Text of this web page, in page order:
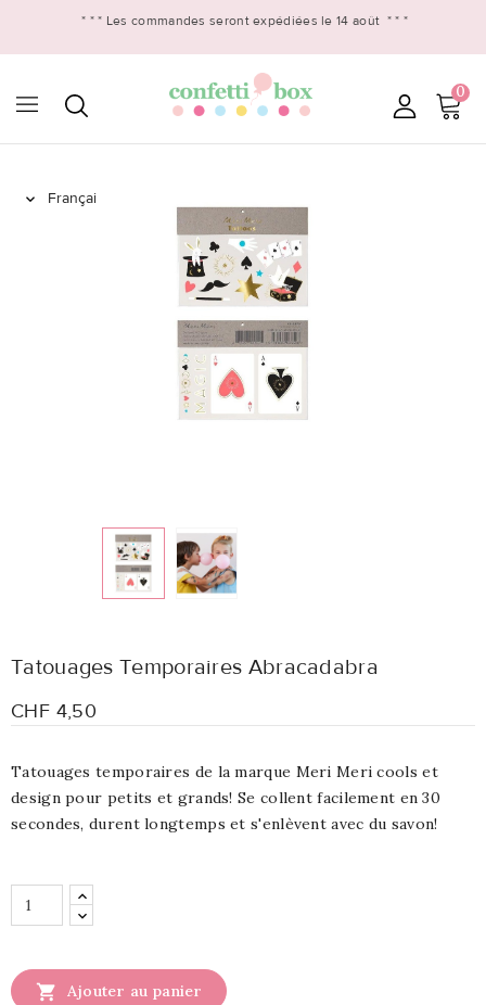
* * * Les commandes seront expédiées le 14 août * * *
0

Tatouages Temporaires Abracadabra
CHF 4,50
Tatouages temporaires de la marque Meri Meri cools et
design pour petits et grands! Se collent facilement en 30
secondes, durent longtemps et s'enlèvent avec du savon!
 Ajouter au panier